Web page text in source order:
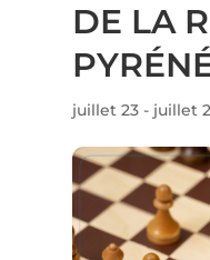
DE LA
juillet 23- juillet